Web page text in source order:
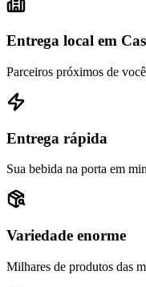
Entrega local em
Parceiros próximos de
Entrega rápida
Sua bebida na porta em
Variedade enorme
Milhares de produtos das